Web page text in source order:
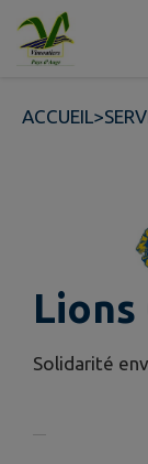
Contenu
ACCUEIL>
Lions
Solidarité